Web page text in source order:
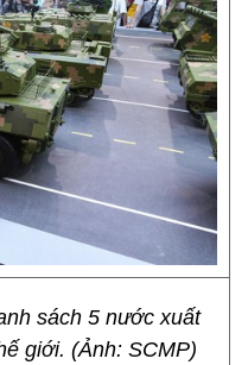
sách 5 nước xuất
giới. (Ảnh: SCMP)